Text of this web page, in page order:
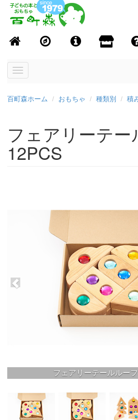
Toggle
百町森ホーム おもちゃ 種類別 積
フェアリーテー
12PCS
フェアリーテールルー